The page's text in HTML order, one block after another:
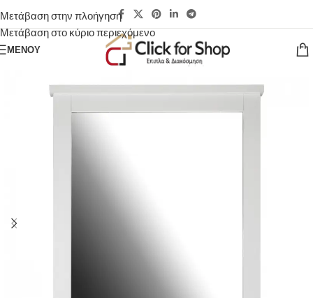
Μετάβαση στην πλοήγηση
Μετάβαση στο κύριο περιεχόμενο
ΜΕΝΟΎ